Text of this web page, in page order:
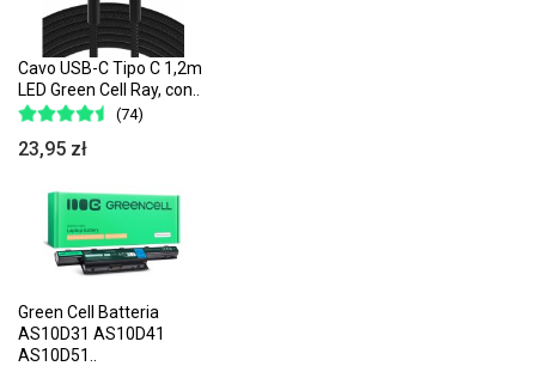
Cavo USB-C Tipo C 1,2m
LED Green Cell Ray, con..
(74)
23,95 zł
Green Cell Batteria
AS10D31 AS10D41
AS10D51..